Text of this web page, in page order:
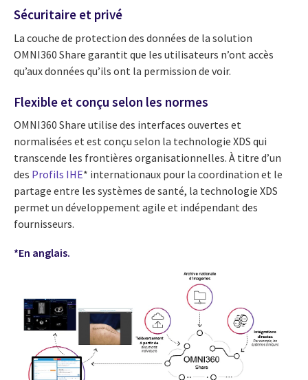
Sécuritaire et privé
La couche de protection des données de la solution
OMNI360 Share garantit que les utilisateurs n’ont accès
qu’aux données qu’ils ont la permission de voir.
Flexible et conçu selon les normes
OMNI360 Share utilise des interfaces ouvertes et
normalisées et est conçu selon la technologie XDS qui
transcende les frontières organisationnelles. À titre d’un
des Profils IHE* internationaux pour la coordination et le
partage entre les systèmes de santé, la technologie XDS
permet un développement agile et indépendant des
fournisseurs.
*En anglais.